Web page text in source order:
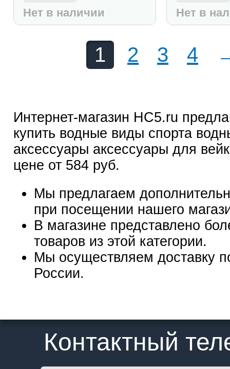
Нет в наличии Нет в
1 2 3 4
Интернет-магазин HC5.ru
купить водные виды спорта
аксессуары аксессуары для
цене от 584 руб.
Мы предлагаем
при посещении нашего
В магазине представлено
товаров из этой категории.
Мы осуществляем доставку
России.
Контактный